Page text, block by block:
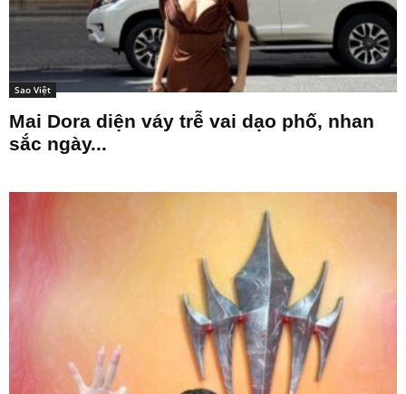
Sao Việt
Mai Dora diện váy trễ vai dạo phố, nhan
sắc ngày...